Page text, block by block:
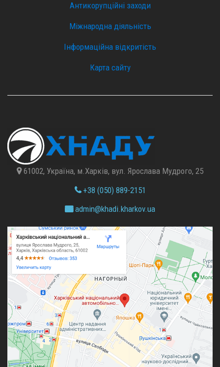
Антикорупційні заходи
Міжнародна діяльність
Інформаційна відкритість
Карта сайту
61002, Україна, м.Харків, вул. Ярослава Мудрого, 25
+38 (050) 889-2151
admin@khadi.kharkov.ua